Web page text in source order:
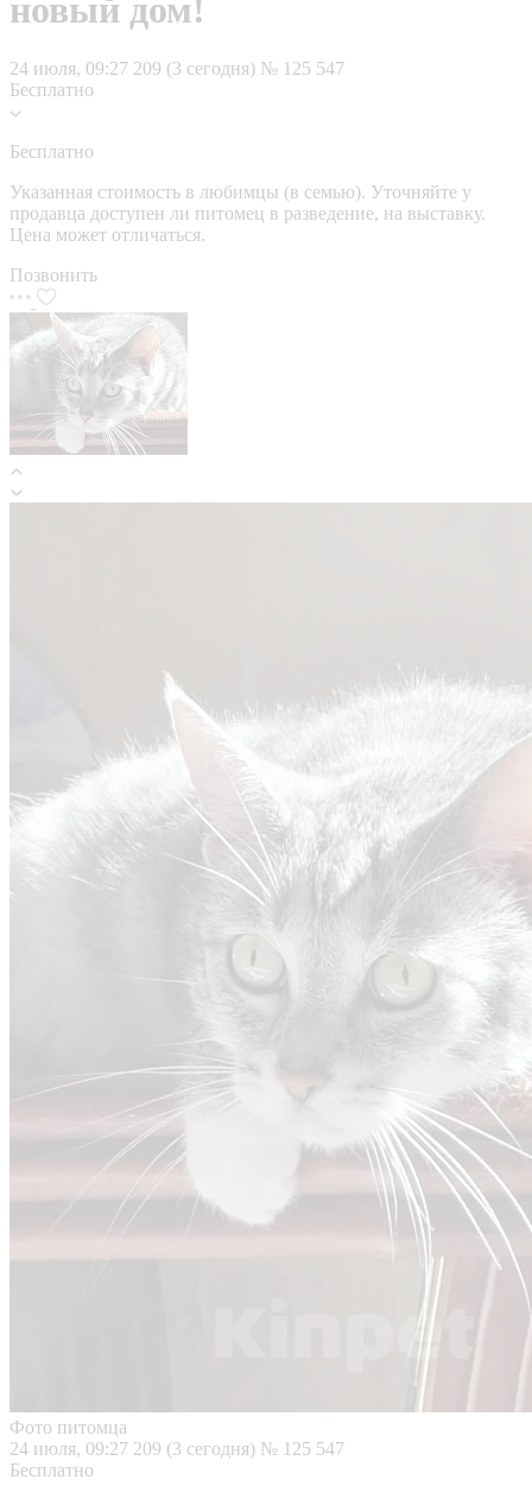
новый дом!
24 июля, 09:27 209 (3 сегодня) № 125 547
Бесплатно
Бесплатно
Указанная стоимость в любимцы (в семью). Уточняйте у
продавца доступен ли питомец в разведение, на выставку.
Цена может отличаться.
Позвонить
Фото питомца
24 июля, 09:27 209 (3 сегодня) № 125 547
Бесплатно